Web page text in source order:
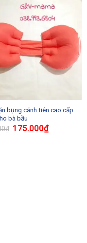
bụng cánh tiên cao cấp
bà bầu
₫ 175.000₫